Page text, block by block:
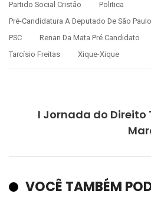
Partido Social Cristão
Politica
Pré-Candidatura A Deputado De São Paulo
PSC
Renan Da Mata Pré Candidato
Tarcísio Freitas
Xique-Xique
I Jornada do
VOCÊ TAMBÉM